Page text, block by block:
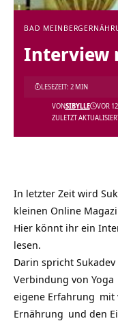
BAD MEINBERG
Interview
ZULETZT
VONSIBYLLE VOR
LESEZEIT: 2 MIN
In letzter Zeit wird
kleinen Online
Hier könnt ihr ein
lesen.
Darin spricht
Verbindung von Yoga
eigene Erfahrung mit
Ernährung und den